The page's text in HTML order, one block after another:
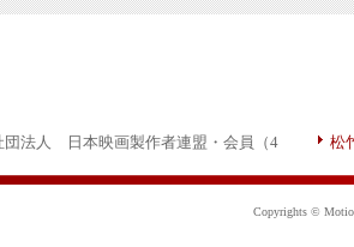
団法人 日本映画製作者連盟・会員（4
松
Copyrights ©